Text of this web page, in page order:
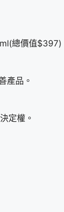
總價值$397)
產品。
定權。